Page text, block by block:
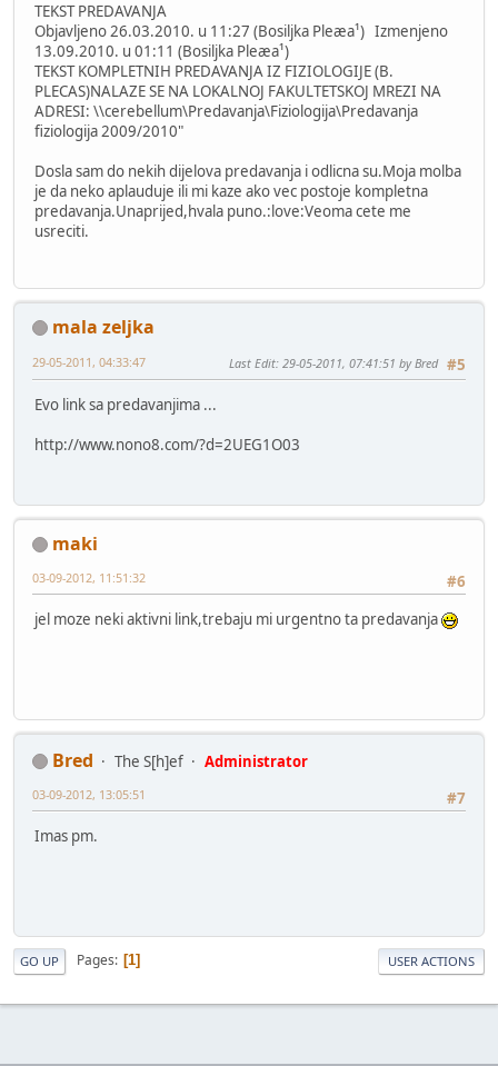
TEKST PREDAVANJA
Objavljeno 26.03.2010. u 11:27 (Bosiljka Pleæa¹) Izmenjeno
13.09.2010. u 01:11 (Bosiljka Pleæa¹)
TEKST KOMPLETNIH PREDAVANJA IZ FIZIOLOGIJE (B.
PLECAS)NALAZE SE NA LOKALNOJ FAKULTETSKOJ MREZI NA
ADRESI: \\cerebellum\Predavanja\Fiziologija\Predavanja
fiziologija 2009/2010"
Dosla sam do nekih dijelova predavanja i odlicna su.Moja molba
je da neko aplauduje ili mi kaze ako vec postoje kompletna
predavanja.Unaprijed,hvala puno.:love:Veoma cete me
usreciti.
mala zeljka
#5
29-05-2011, 04:33:47 Last Edit: 29-05-2011, 07:41:51 by Bred
Evo link sa predavanjima ...
http://www.nono8.com/?d=2UEG1O03
maki
#6
03-09-2012, 11:51:32
jel moze neki aktivni link,trebaju mi urgentno ta predavanja
Bred The S[h]ef
Administrator
#7
03-09-2012, 13:05:51
Imas pm.
GO UP Pages 1 USER ACTIONS